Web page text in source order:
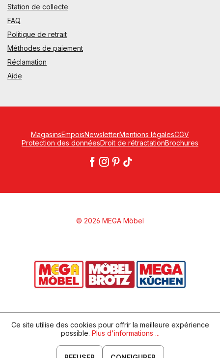
Station de collecte
FAQ
Politique de retrait
Méthodes de paiement
Réclamation
Aide
MagasinsEmpoisNewsletterMentions légalesCGV
Protection des donnéesDroit de rétractationBrochures
© 2026 MEGA Möbel
Ce site utilise des cookies pour offrir la meilleure expérience
possible. Plus d'informations ...